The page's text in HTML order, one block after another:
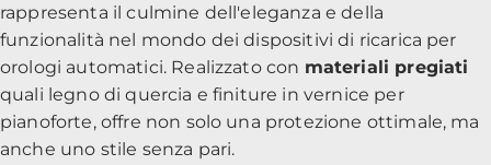
rappresenta il culmine dell'eleganza e della
funzionalità nel mondo dei dispositivi di ricarica per
orologi automatici. Realizzato con materiali pregiati
quali legno di quercia e finiture in vernice per
pianoforte, offre non solo una protezione ottimale, ma
anche uno stile senza pari.